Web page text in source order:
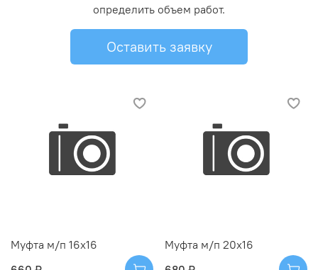
определить объем работ.
Оставить заявку
Муфта м/п 16х16
Муфта м/п 20х16